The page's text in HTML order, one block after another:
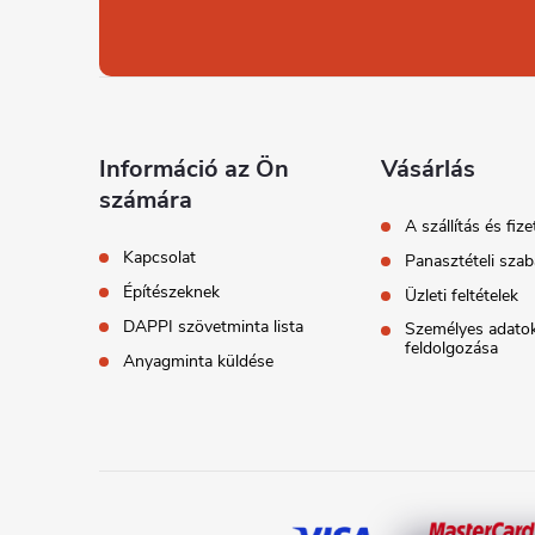
Információ az Ön
számára
Kapcsolat
Építészeknek
DAPPI szövetminta lista
Anyagminta küldése
Vásárlás
A szállítás és
Panasztételi
Üzleti feltételek
Személyes
feldolgozása